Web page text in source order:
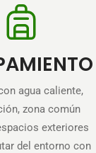
agua caliente,
zona común
exteriores
del entorno con